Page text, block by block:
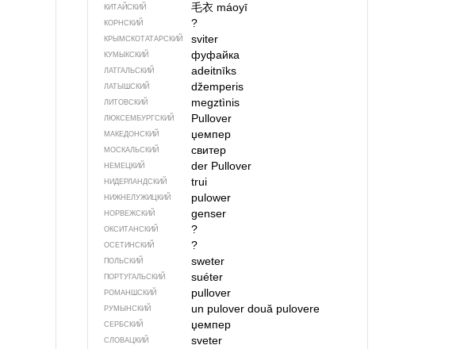
КИТАЙСКИЙ 毛衣 máoyī
КОРНСКИЙ ?
КРЫМСКО­ТАТАРСКИЙ sviter
КУМЫКСКИЙ фуфайка
ЛАТГАЛЬСКИЙ adeitnīks
ЛАТЫШСКИЙ džemperis
ЛИТОВСКИЙ megztìnis
ЛЮКСЕМБУРГСКИЙ Pullover
МАКЕДОНСКИЙ џемпер
МОСКАЛЬСКИЙ свитер
НЕМЕЦКИЙ der Pullover
НИДЕРЛАНДСКИЙ trui
НИЖНЕЛУЖИЦКИЙ pulower
НОРВЕЖСКИЙ genser
ОКСИТАНСКИЙ ?
ОСЕТИНСКИЙ ?
ПОЛЬСКИЙ sweter
ПОРТУГАЛЬСКИЙ suéter
РОМАНШСКИЙ pullover
РУМЫНСКИЙ un puloverdouă pulovere
СЕРБСКИЙ џемпер
СЛОВАЦКИЙ sveter